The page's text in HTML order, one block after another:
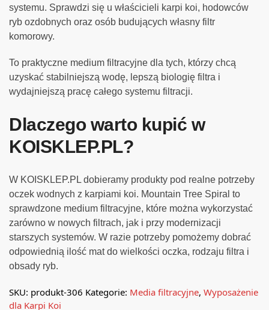
systemu. Sprawdzi się u właścicieli karpi koi, hodowców
ryb ozdobnych oraz osób budujących własny filtr
komorowy.
To praktyczne medium filtracyjne dla tych, którzy chcą
uzyskać stabilniejszą wodę, lepszą biologię filtra i
wydajniejszą pracę całego systemu filtracji.
Dlaczego warto kupić w
KOISKLEP.PL?
W KOISKLEP.PL dobieramy produkty pod realne potrzeby
oczek wodnych z karpiami koi. Mountain Tree Spiral to
sprawdzone medium filtracyjne, które można wykorzystać
zarówno w nowych filtrach, jak i przy modernizacji
starszych systemów. W razie potrzeby pomożemy dobrać
odpowiednią ilość mat do wielkości oczka, rodzaju filtra i
obsady ryb.
SKU: produkt-306 Kategorie: Media filtracyjne, Wyposażenie
dla Karpi Koi